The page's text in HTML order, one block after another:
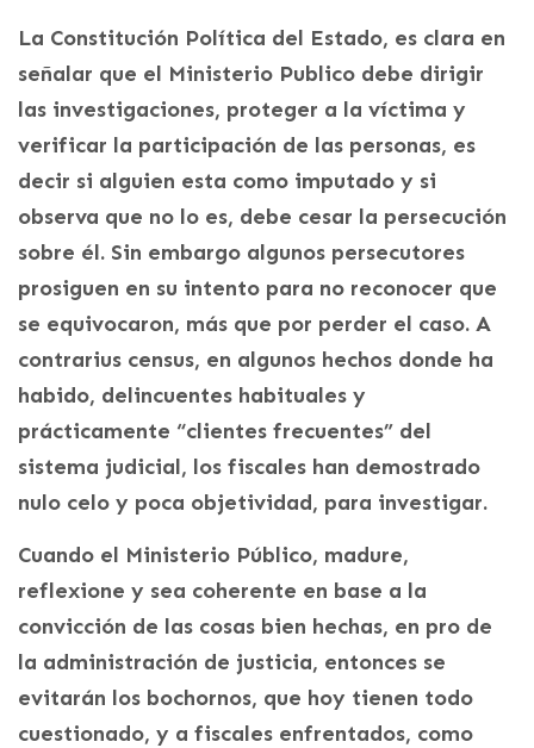
La Constitución Política del Estado, es clara en
señalar que el Ministerio Publico debe dirigir
las investigaciones, proteger a la víctima y
verificar la participación de las personas, es
decir si alguien esta como imputado y si
observa que no lo es, debe cesar la persecución
sobre él. Sin embargo algunos persecutores
prosiguen en su intento para no reconocer que
se equivocaron, más que por perder el caso. A
contrarius census, en algunos hechos donde ha
habido, delincuentes habituales y
prácticamente “clientes frecuentes” del
sistema judicial, los fiscales han demostrado
nulo celo y poca objetividad, para investigar.
Cuando el Ministerio Público, madure,
reflexione y sea coherente en base a la
convicción de las cosas bien hechas, en pro de
la administración de justicia, entonces se
evitarán los bochornos, que hoy tienen todo
cuestionado, y a fiscales enfrentados, como